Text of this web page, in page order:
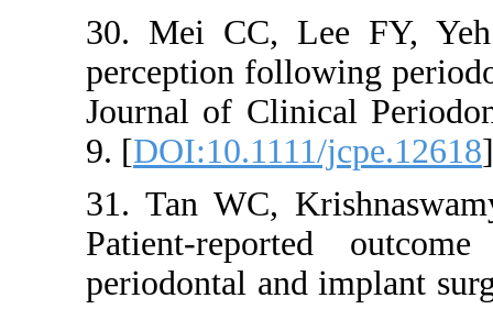
30. Mei
perception
Journal of
9. [
31. Tan
periodontal